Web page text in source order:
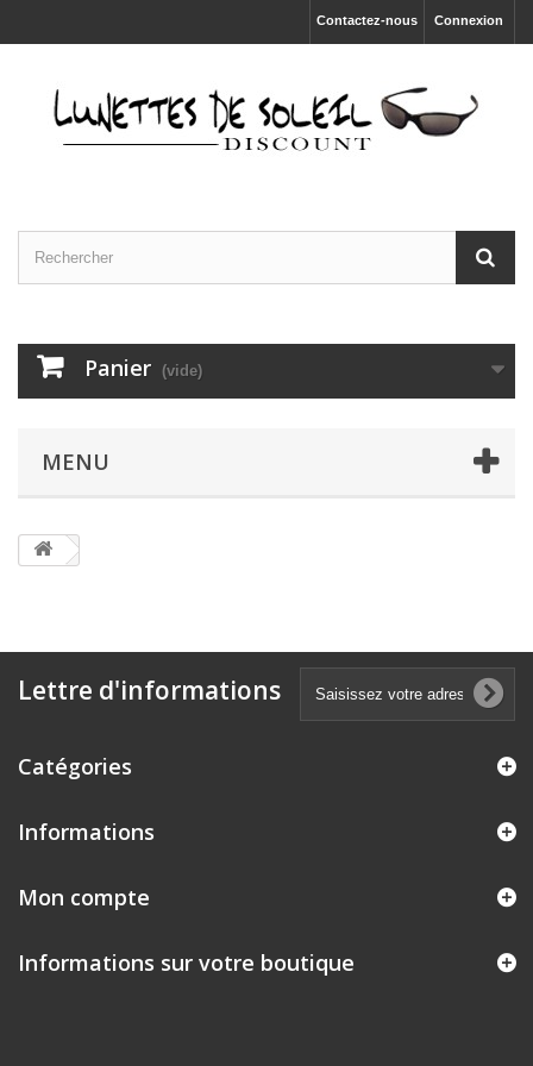
Connexion
Contactez-nous
Panier (vide)
MENU
Lettre d'informations
Catégories
Informations
Mon compte
Informations sur votre boutique